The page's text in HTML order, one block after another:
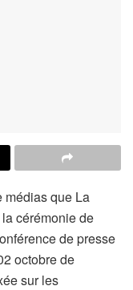
médias que La
cérémonie de
de presse
octobre de
sur les